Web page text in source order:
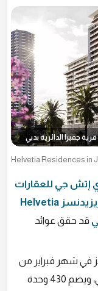
Helvetia Residences in
إتش جي للعقارات
هيلفيتيا ريزيدنسز Helvetia
قد حقق عوائد
في شهر فبراير من
العام 2024، وشكل أول مشروع لها في دبي، ويضم 430 وحدة